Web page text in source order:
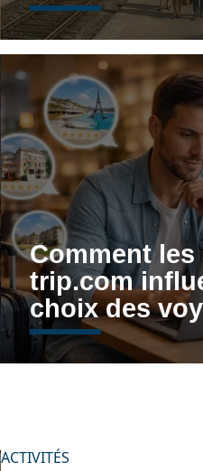
Comment
trip.com
choix des
ACTIVITÉS